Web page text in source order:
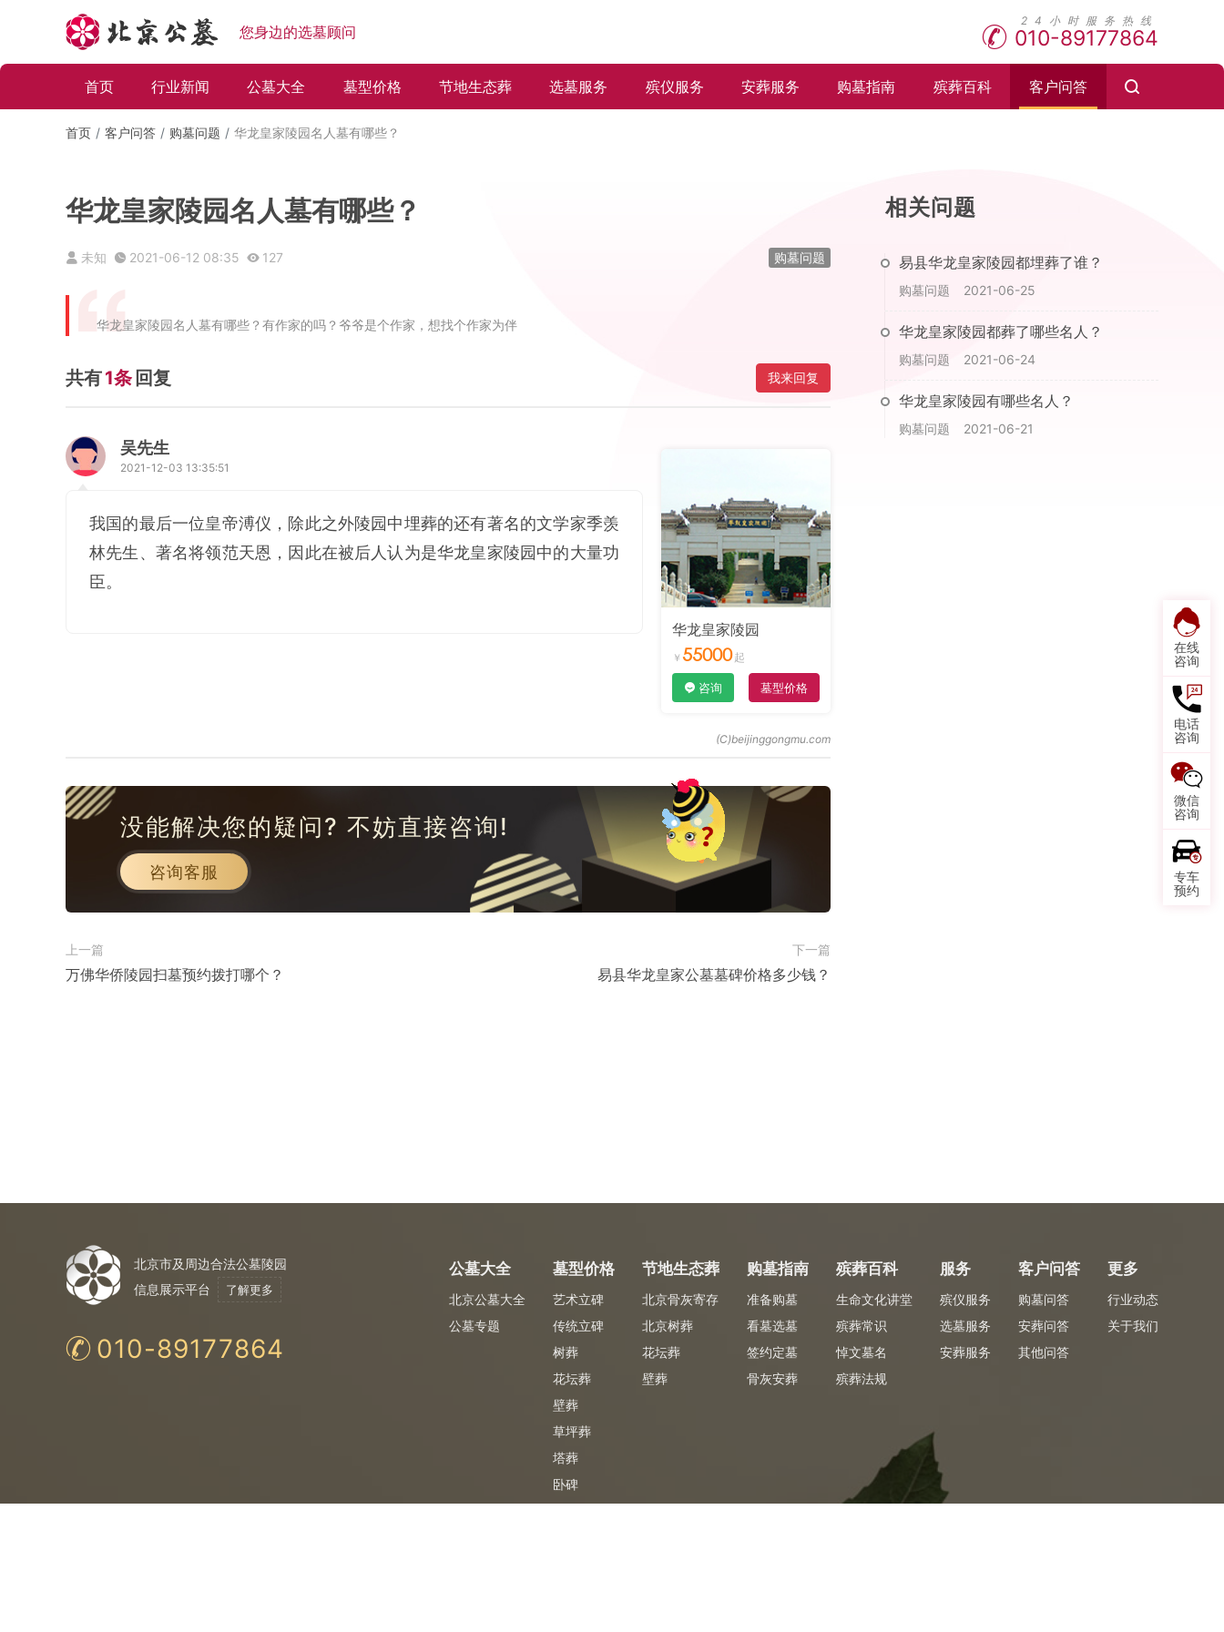
您身边的选墓顾问 010-89177864
首页 行业新闻 公墓大全 墓型价格 节地生态葬 选墓服务 殡仪服务 安葬服务 购墓指南 殡葬百科 客户问答
在线
咨询
电话
咨询
微信
咨询
专车
预约
首页 客户问答 购墓问题 华龙皇家陵园名人墓有哪些？
华龙皇家陵园名人墓有哪些？
未知 2021-06-12 08:35 127 购墓问题
华龙皇家陵园名人墓有哪些？有作家的吗？爷爷是个作家，想找个作家为伴
共有1条 回复 我来回复
吴先生
2021-12-03 13:35:51
我国的最后一位皇帝溥仪，除此之外陵园中埋葬的还有著名的文学家季羡
林先生、著名将领范天恩，因此在被后人认为是华龙皇家陵园中的大量功
臣。
华龙皇家陵园
55000
咨询 墓型价格
没能解决您的疑问? 不妨直接咨询!
咨询客服
上一篇
万佛华侨陵园扫墓预约拨打哪个？
下一篇
易县华龙皇家公墓墓碑价格多少钱？
相关问题
易县华龙皇家陵园都埋葬了谁？
购墓问题 2021-06-25
华龙皇家陵园都葬了哪些名人？
购墓问题 2021-06-24
华龙皇家陵园有哪些名人？
购墓问题 2021-06-21
北京市及周边合法公墓陵园
信息展示平台
了解更多
010-89177864
公墓大全
北京公墓大全
公墓专题
墓型价格
艺术立碑
传统立碑
树葬
花坛葬
壁葬
草坪葬
塔葬
卧碑
节地生态葬
北京骨灰寄存
北京树葬
花坛葬
壁葬
购墓指南
准备购墓
看墓选墓
签约定墓
骨灰安葬
殡葬百科
生命文化讲堂
殡葬常识
悼文墓名
殡葬法规
服务
殡仪服务
选墓服务
安葬服务
客户问答
购墓问答
安葬问答
其他问答
更多
行业动态
关于我们